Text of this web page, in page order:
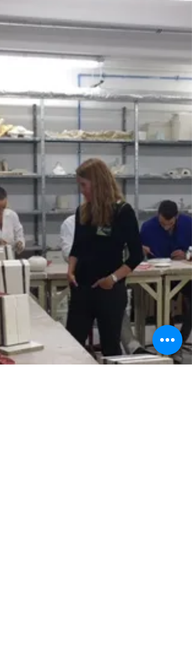
Le lycée aux Artisanales de Dijon
La 13e édition du salon "Les Artisanales
Dijon" s'est déroulée les 3 et 4 mars 2018.
Trente-deux artisans d’art étaient
présents pour...